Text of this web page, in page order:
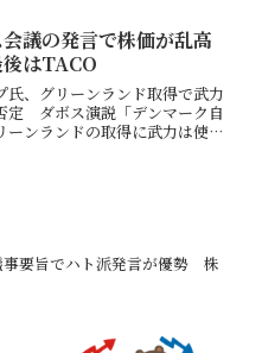
議の発言で株価が乱高
はTACO
氏、グリーンランド取得で武力
定 ダボス演説「デンマーク自
ーンランドの取得に武力は使わ
事要旨でハト派発言が優勢 株